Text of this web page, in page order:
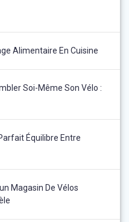
Alimentaire En Cuisine
Soi-Même Son Vélo :
Équilibre Entre
Magasin De Vélos